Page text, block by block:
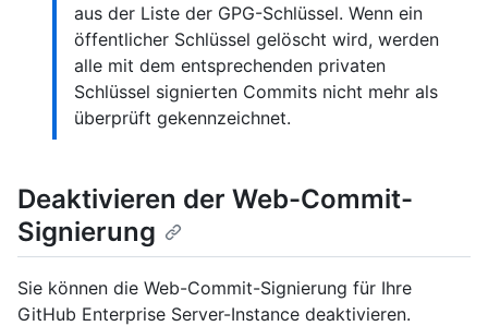
aus der Liste der GPG-Schlüssel. Wenn ein
öffentlicher Schlüssel gelöscht wird, werden
alle mit dem entsprechenden privaten
Schlüssel signierten Commits nicht mehr als
überprüft gekennzeichnet.
Deaktivieren der Web-Commit-
Signierung
Sie können die Web-Commit-Signierung für Ihre
GitHub Enterprise Server-Instance deaktivieren.